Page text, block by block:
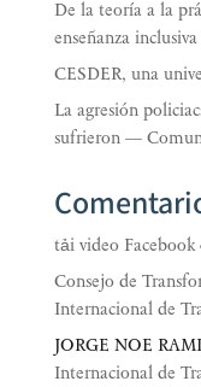
De la teoría a la
enseñanza inclusiva
CESDER, una
La agresión
sufrieron —
tải video Facebook
Consejo de
Internacional de
JORGE NOE
Internacional de